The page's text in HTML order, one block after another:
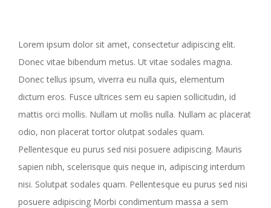
Lorem ipsum dolor sit amet, consectetur adipiscing elit.
Donec vitae bibendum metus. Ut vitae sodales magna.
Donec tellus ipsum, viverra eu nulla quis, elementum
dictum eros. Fusce ultrices sem eu sapien sollicitudin, id
mattis orci mollis. Nullam ut mollis nulla. Nullam ac placerat
odio, non placerat tortor olutpat sodales quam.
Pellentesque eu purus sed nisi posuere adipiscing. Mauris
sapien nibh, scelerisque quis neque in, adipiscing interdum
nisi. Solutpat sodales quam. Pellentesque eu purus sed nisi
posuere adipiscing Morbi condimentum massa a sem